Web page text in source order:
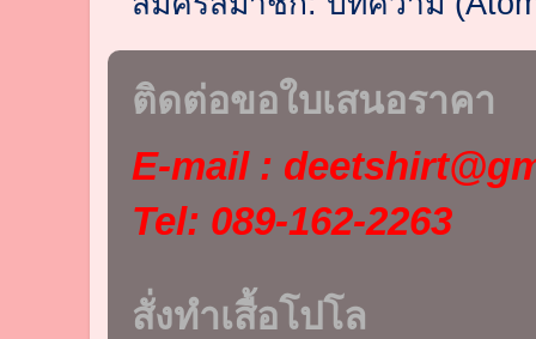
ติดต่อขอใบเสนอราคา
E-mail :
Tel: 089-162-2263
สั่งทำเสื้อโปโล